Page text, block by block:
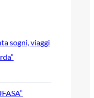
sogni, viaggi